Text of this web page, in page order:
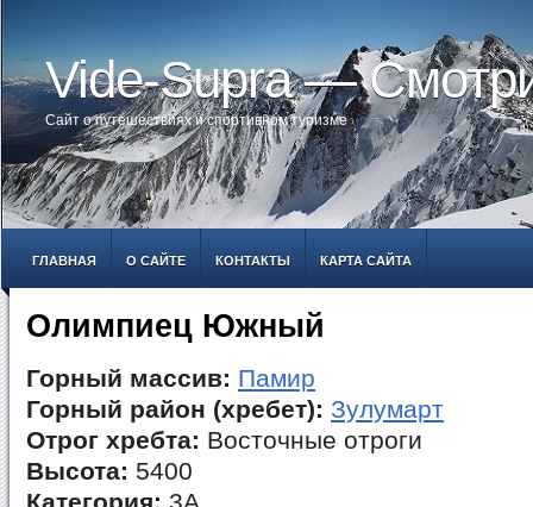
Vide-Supra —
Сайт о путешествиях и спортивном туризме
ГЛАВНАЯ О САЙТЕ КОНТАКТЫ КАРТА САЙТА
Олимпиец Южный
Горный массив: Памир
Горный район (хребет): Зулумарт
Отрог хребта: Восточные отроги
Высота: 5400